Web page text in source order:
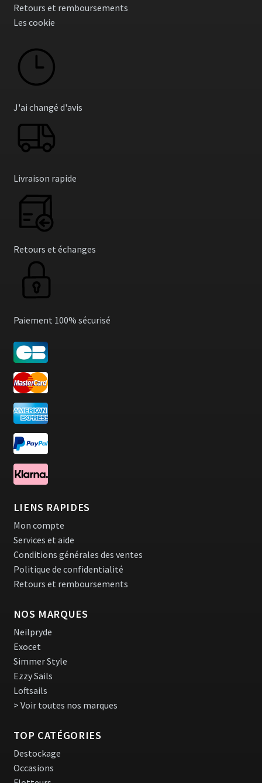
Retours et remboursements
Les cookie
J'ai changé d'avis
Livraison rapide
Retours et échanges
Paiement 100% sécurisé
LIENS RAPIDES
Mon compte
Services et aide
Conditions générales des ventes
Politique de confidentialité
Retours et remboursements
NOS MARQUES
Neilpryde
Exocet
Simmer Style
Ezzy Sails
Loftsails
> Voir toutes nos marques
TOP CATÉGORIES
Destockage
Occasions